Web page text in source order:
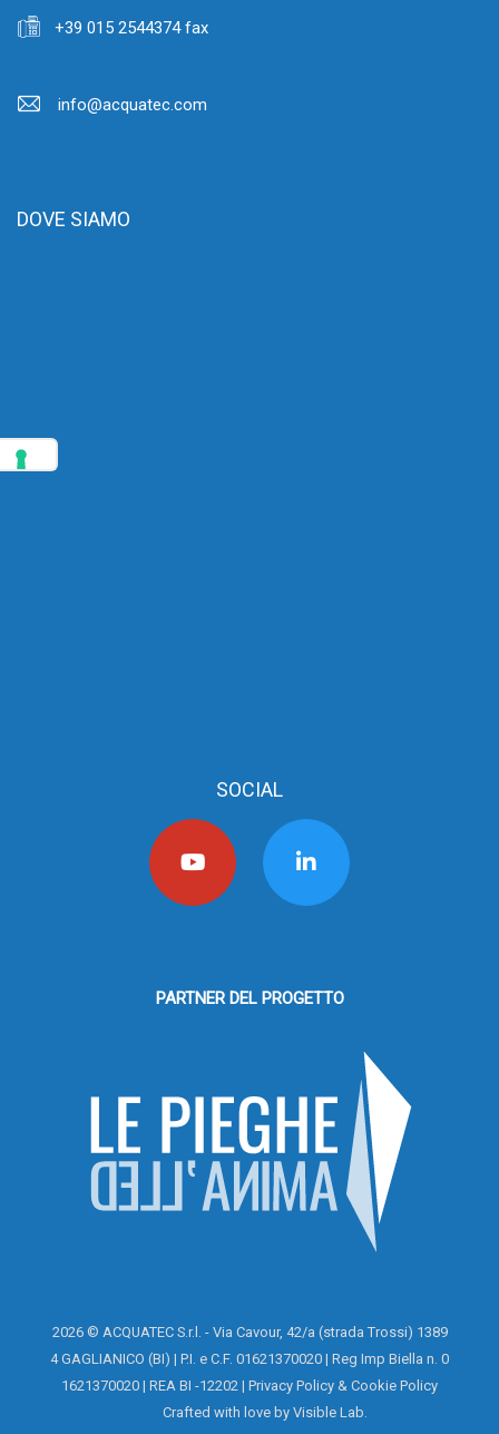
+39 015 2544374 fax
info@acquatec.com
DOVE SIAMO
SOCIAL
PARTNER DEL PROGETTO
2026 © ACQUATEC S.r.l. - Via Cavour, 42/a (strada Trossi) 1389
4 GAGLIANICO (BI) | P.I. e C.F. 01621370020 | Reg Imp Biella n. 0
1621370020 | REA BI -12202 | Privacy Policy & Cookie Policy
Crafted with love by Visible Lab.